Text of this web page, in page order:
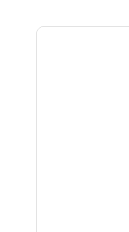
beiliegenden